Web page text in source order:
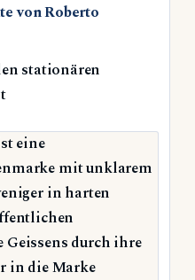
von Roberto
stationären
eine
mit unklarem
in harten
durch ihre
in die Marke